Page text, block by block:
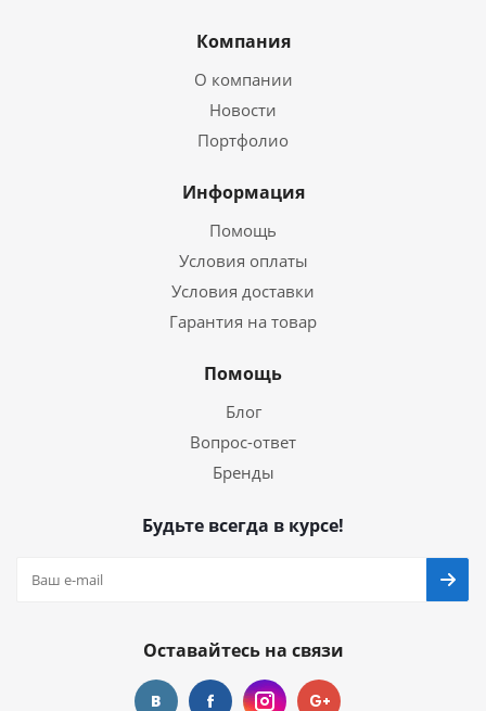
Компания
О компании
Новости
Портфолио
Информация
Помощь
Условия оплаты
Условия доставки
Гарантия на товар
Помощь
Блог
Вопрос-ответ
Бренды
Будьте всегда в курсе!
Оставайтесь на связи